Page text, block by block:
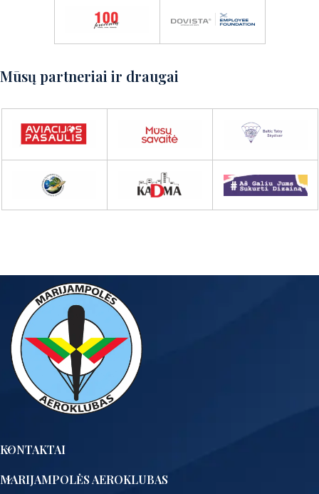
Mūsų partneriai ir draugai
KONTAKTAI
MARIJAMPOLĖS AEROKLUBAS